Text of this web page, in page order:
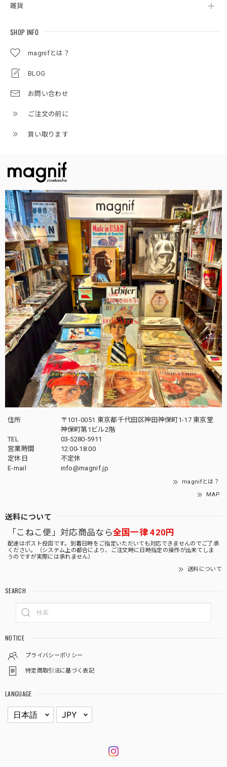
雑貨
SHOP INFO
magnifとは？
BLOG
お問い合わせ
ご注文の前に
買い取ります
住所
〒101-0051 東京都千代田区神田神保町1-17 東京堂
神保町第1ビル2階
TEL
03-5280-5911
営業時間
12:00-18:00
定休日
不定休
E-mail
info@magnif.jp
magnifとは？
MAP
送料について
「こねこ便」対応商品なら全国一律 420円
配達はポスト投函です。到着日時をご指定いただいても対応できませんのでご了承
ください。（システム上の都合により、ご注文時に日時指定の操作が出来てしま
うのですが実際には承れません）
送料について
SEARCH
NOTICE
プライバシーポリシー
特定商取引法に基づく表記
LANGUAGE